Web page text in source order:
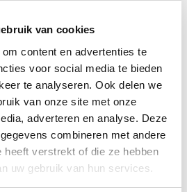
van cookies
content en advertenties te
voor social media te bieden
te analyseren. Ook delen we
van onze site met onze
adverteren en analyse. Deze
combineren met andere
heeft verstrekt of die ze hebben
uw gebruik van hun services.
in Nederland en België staan wij
mobiele reisadviseurs van
website altijd voor uw vakantie
advies • Maatwerk •